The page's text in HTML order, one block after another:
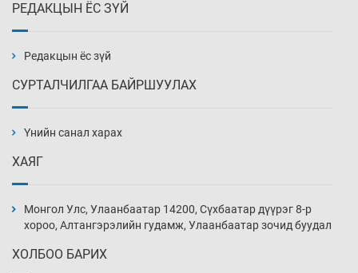
8 цаг 7 мин
8 цаг 37 мин
РЕДАКЦЫН ЁС ЗҮЙ
Редакцын ёс зүй
СУРТАЛЧИЛГАА БАЙРШУУЛАХ
Үнийн санал харах
ХАЯГ
Монгол Улс, Улаанбаатар 14200, Сүхбаатар дүүрэг 8-р
хороо, Алтангэрэлийн гудамж, Улаанбаатар зочид буудал
ХОЛБОО БАРИХ